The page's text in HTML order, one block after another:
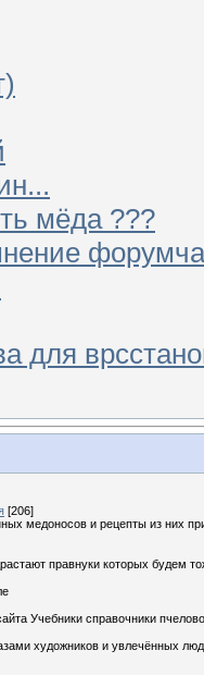
мёда ???
для
[206]
медоносов и рецепты из них
правнуки которых будем
Учебники справочники
художников и увлечённых